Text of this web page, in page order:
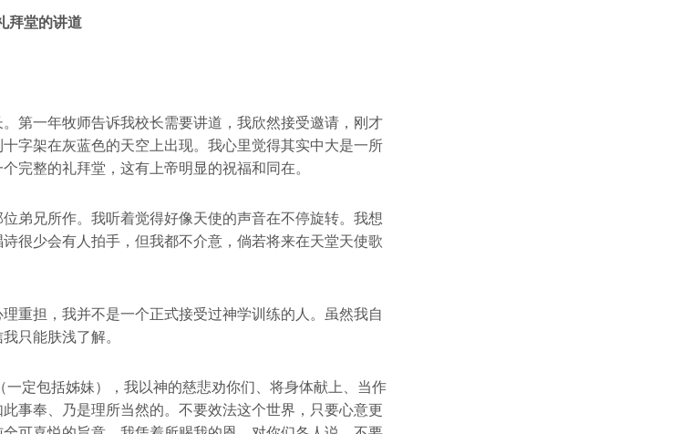
拜堂的讲道
第一年牧师告诉我校长需要讲道，我欣然接受邀请，刚才
字架在灰蓝色的天空上出现。我心里觉得其实中大是一所
完整的礼拜堂，这有上帝明显的祝福和同在。
弟兄所作。我听着觉得好像天使的声音在不停旋转。我想
很少会有人拍手，但我都不介意，倘若将来在天堂天使歌
重担，我并不是一个正式接受过神学训练的人。虽然我自
只能肤浅了解。
定包括姊妹），我以神的慈悲劝你们、将身体献上、当作
事奉、乃是理所当然的。不要效法这个世界，只要心意更